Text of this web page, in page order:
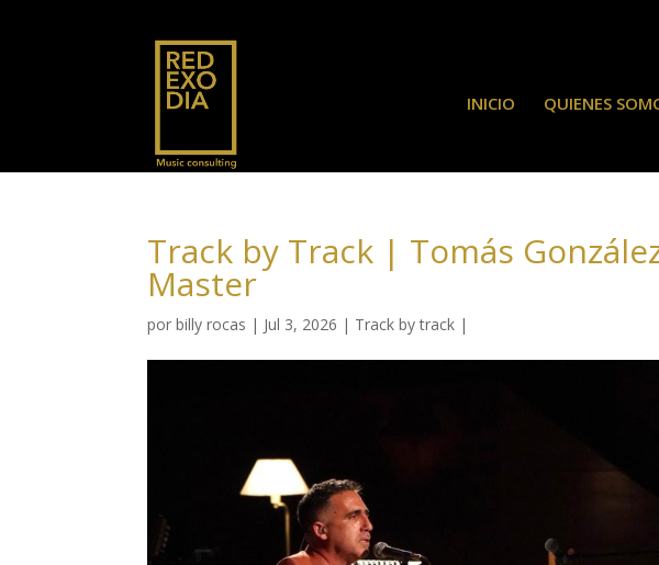
INICIO QUIENES
Track by Track | Tomás
Master
porbilly rocas | Jul 3, 2026 | Track by track |